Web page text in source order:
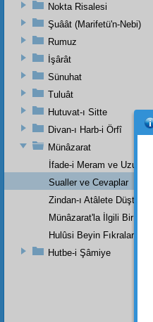
Nokta Risalesi
Şuâât (Marifetü'n-Nebi)
Rumuz
İşârât
Sünuhat
Tuluât
Hutuvat-ı Sitte
Divan-ı Harb-i Örfî
Münâzarat
İfade-i Meram ve
Sualler ve Cevaplar
Zindan-ı Atâlete
Münâzarat'la İlgili Bir
Hulûsi Beyin Fıkraları
Hutbe-i Şâmiye